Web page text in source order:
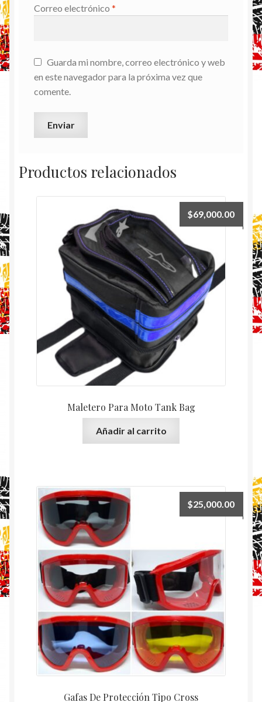
Correo electrónico *
Guarda mi nombre, correo electrónico y web
en este navegador para la próxima vez que
comente.
Productos relacionados
Maletero Para Moto Tank Bag
$69,000.00
Añadir al carrito
Gafas De Protección Tipo Cross
$25,000.00